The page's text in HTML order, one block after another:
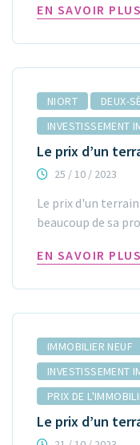
EN SAVOIR PLUS
NIORT DEUX-
INVESTISSEMENT
Le prix d’un
25 / 10 / 2023
Le prix d'un terrain
beaucoup de sa
EN SAVOIR PLUS
IMMOBILIER NEUF
INVESTISSEMENT
PRIX DE
Le prix d’un